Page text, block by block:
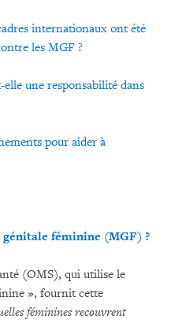
internationaux ont été
les MGF ?
une responsabilité dans
pour aider à
féminine (MGF) ?
(OMS), qui utilise le
», fournit cette
féminines recouvrent